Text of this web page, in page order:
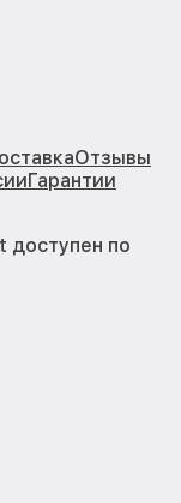
Отзывы
Гарантии
доступен по